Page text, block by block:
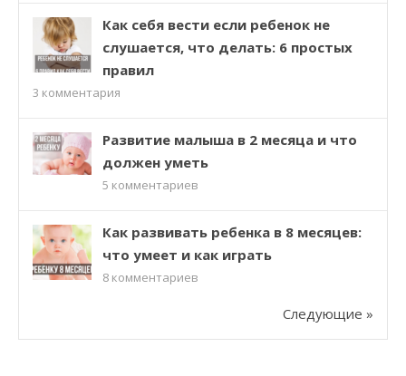
Как себя вести если ребенок не
слушается, что делать: 6 простых
правил
3 комментария
Развитие малыша в 2 месяца и что
должен уметь
5 комментариев
Как развивать ребенка в 8 месяцев:
что умеет и как играть
8 комментариев
Следующие »